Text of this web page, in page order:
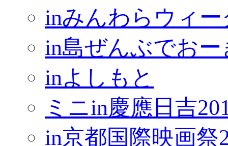
inみんわらウィー
in島ぜんぶでおー
inよしもと
ミニin慶應日吉
in京都国際映画祭